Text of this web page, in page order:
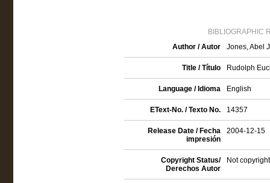
BIBLIOGRAPHIC
Author / Autor
Jones, Abel
Title / Título Rudolph
Language / Idioma English
EText-No. / Texto No. 14357
Release Date / Fecha
impresión
2004-12-15
Copyright Status/
Derechos Autor
Not